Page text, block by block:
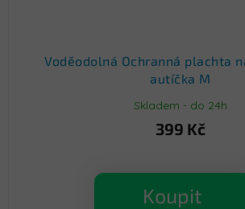
Voděodolná Ochranná plachta
autíčka M
Skladem - do 24h
399 Kč
Koupit